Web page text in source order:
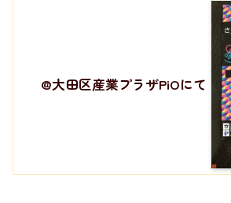
@大田区産業プラザPiOにて